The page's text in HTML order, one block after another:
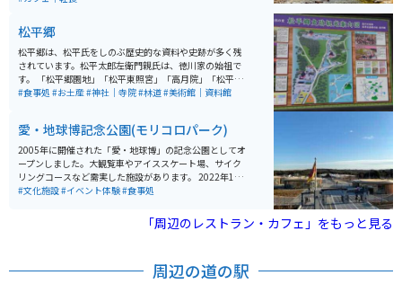
松平郷
松平郷は、松平氏をしのぶ歴史的な資料や史跡が多く残
されています。松平太郎左衛門親氏は、徳川家の始祖で
す。 「松平郷園地」「松平東照宮」「高月院」「松平城
址」「松平郷展望テラス」など、さまざまなスポットが
があり、隠れた観光スポットになっています。 また、あ
じさいなどの植物も咲いており、小さな小川もありま
す。 敷地内は2ヘクタールと広いですが、急な坂道があ
まりないので、無理なく散策することができます。
#食事処 #お土産#神社｜寺院#林道#美術館｜資料館
愛・地球博記念公園(モリコロパーク)
2005年に開催された「愛・地球博」の記念公園としてオ
ープンしました。大観覧車やアイススケート場、サイク
リングコースなど需実した施設があります。 2022年11
月1日には、園内にジブリパーク(第1期)が開園しまし
どこ森」の３つのエリアがあり、ジブリの世界観を楽し
めます。大きな乗り物やアトラクションは無いので、自
#文化施設#イベント体験#食事処
「周辺のレストラン・カフェ」をもっと見る
周辺の道の駅